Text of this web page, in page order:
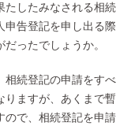
たしたみなされる相続
申告登記を申し出る際
ったでしょうか。
相続登記の申請をすべ
りますが、あくまで暫
ので、相続登記を申請